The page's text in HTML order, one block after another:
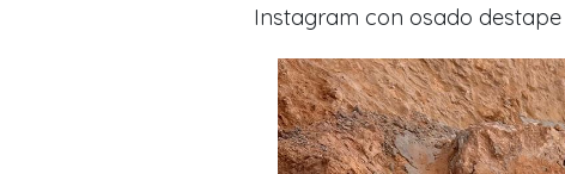
Instagram con osado destape